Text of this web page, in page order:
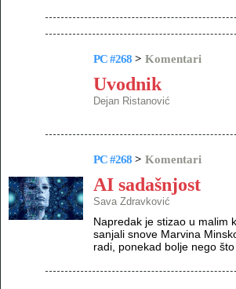
PC #268 > Komentari
Uvodnik
Dejan Ristanović
PC #268 > Komentari
AI sadašnjost
Sava Zdravković
Napredak je stizao u malim
sanjali snove Marvina
radi, ponekad bolje nego